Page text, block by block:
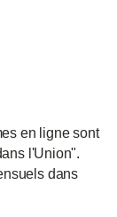
en ligne sont
l'Union".
dans